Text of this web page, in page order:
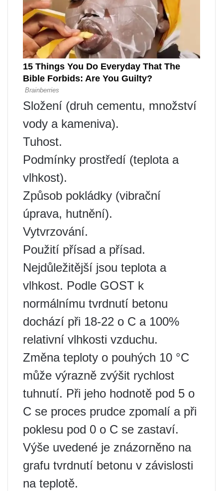
Složení (druh cementu, množství
vody a kameniva).
Tuhost.
Podmínky prostředí (teplota a
vlhkost).
Způsob pokládky (vibrační
úprava, hutnění).
Vytvrzování.
Použití přísad a přísad.
Nejdůležitější jsou teplota a
vlhkost. Podle GOST k
normálnímu tvrdnutí betonu
dochází při 18-22 o C a 100%
relativní vlhkosti vzduchu.
Změna teploty o pouhých 10 °C
může výrazně zvýšit rychlost
tuhnutí. Při jeho hodnotě pod 5 o
C se proces prudce zpomalí a při
poklesu pod 0 o C se zastaví.
Výše uvedené je znázorněno na
grafu tvrdnutí betonu v závislosti
na teplotě.